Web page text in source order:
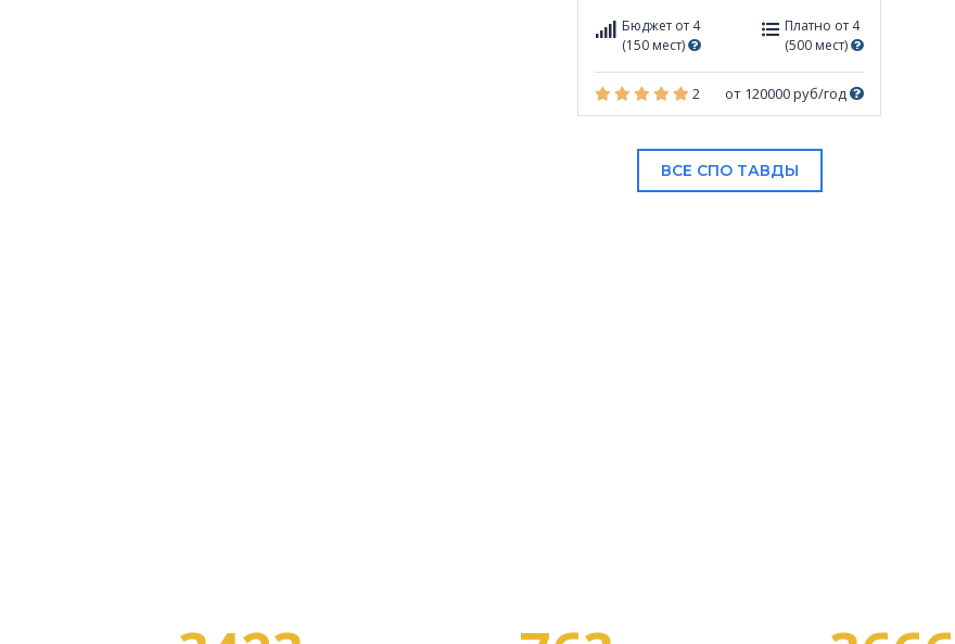
Бюджет от 4
(150 мест)
Платно от 4
(500 мест)
2 от 120000 руб/год
ВСЕ СПО ТАВДЫ